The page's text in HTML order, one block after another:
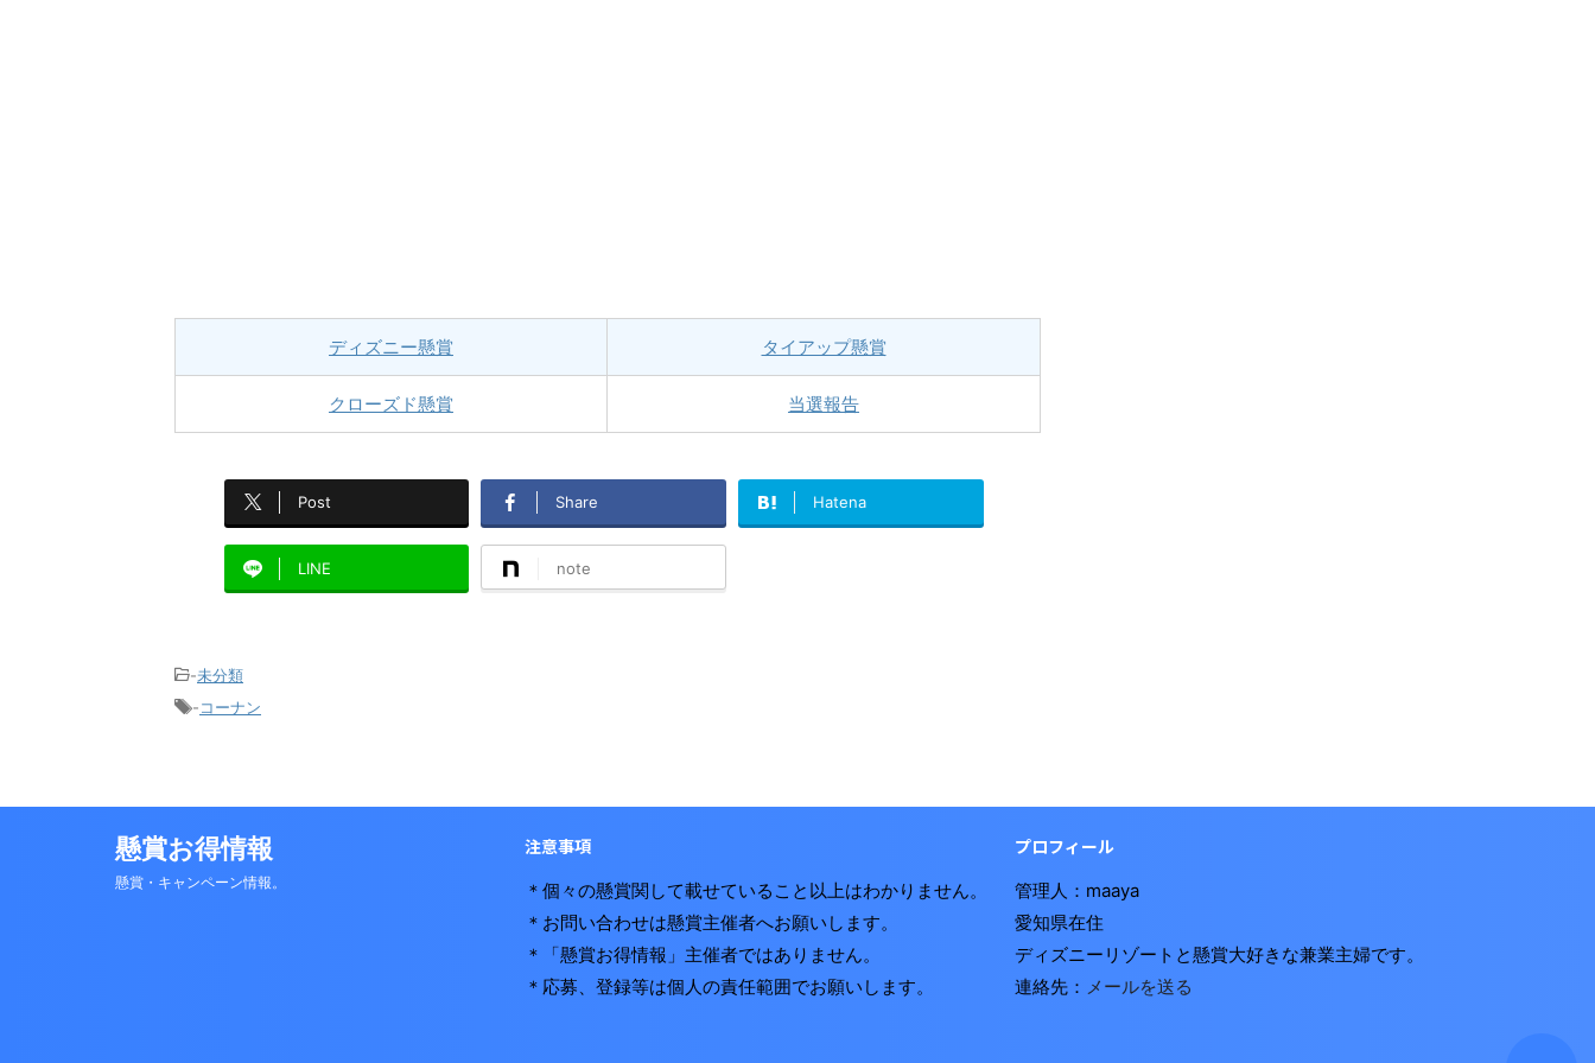
ディズニー懸賞 タイアップ懸賞
クローズド懸賞 当選報告
Post Share Hatena
LINE note
-未分類
-コーナン
注意事項
＊個々の懸賞関して載せていること以上はわかりません。
＊お問い合わせは懸賞主催者へお願いします。
＊「懸賞お得情報」主催者ではありません。
＊応募、登録等は個人の責任範囲でお願いします。
プロフィール
管理人：maaya
愛知県在住
ディズニーリゾートと懸賞大好きな兼業主婦です。
連絡先： メールを送る
懸賞お得情報
懸賞・キャンペーン情報。